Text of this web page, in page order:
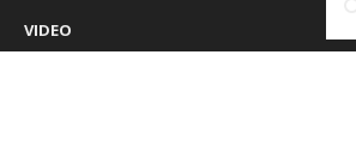
VIDEO